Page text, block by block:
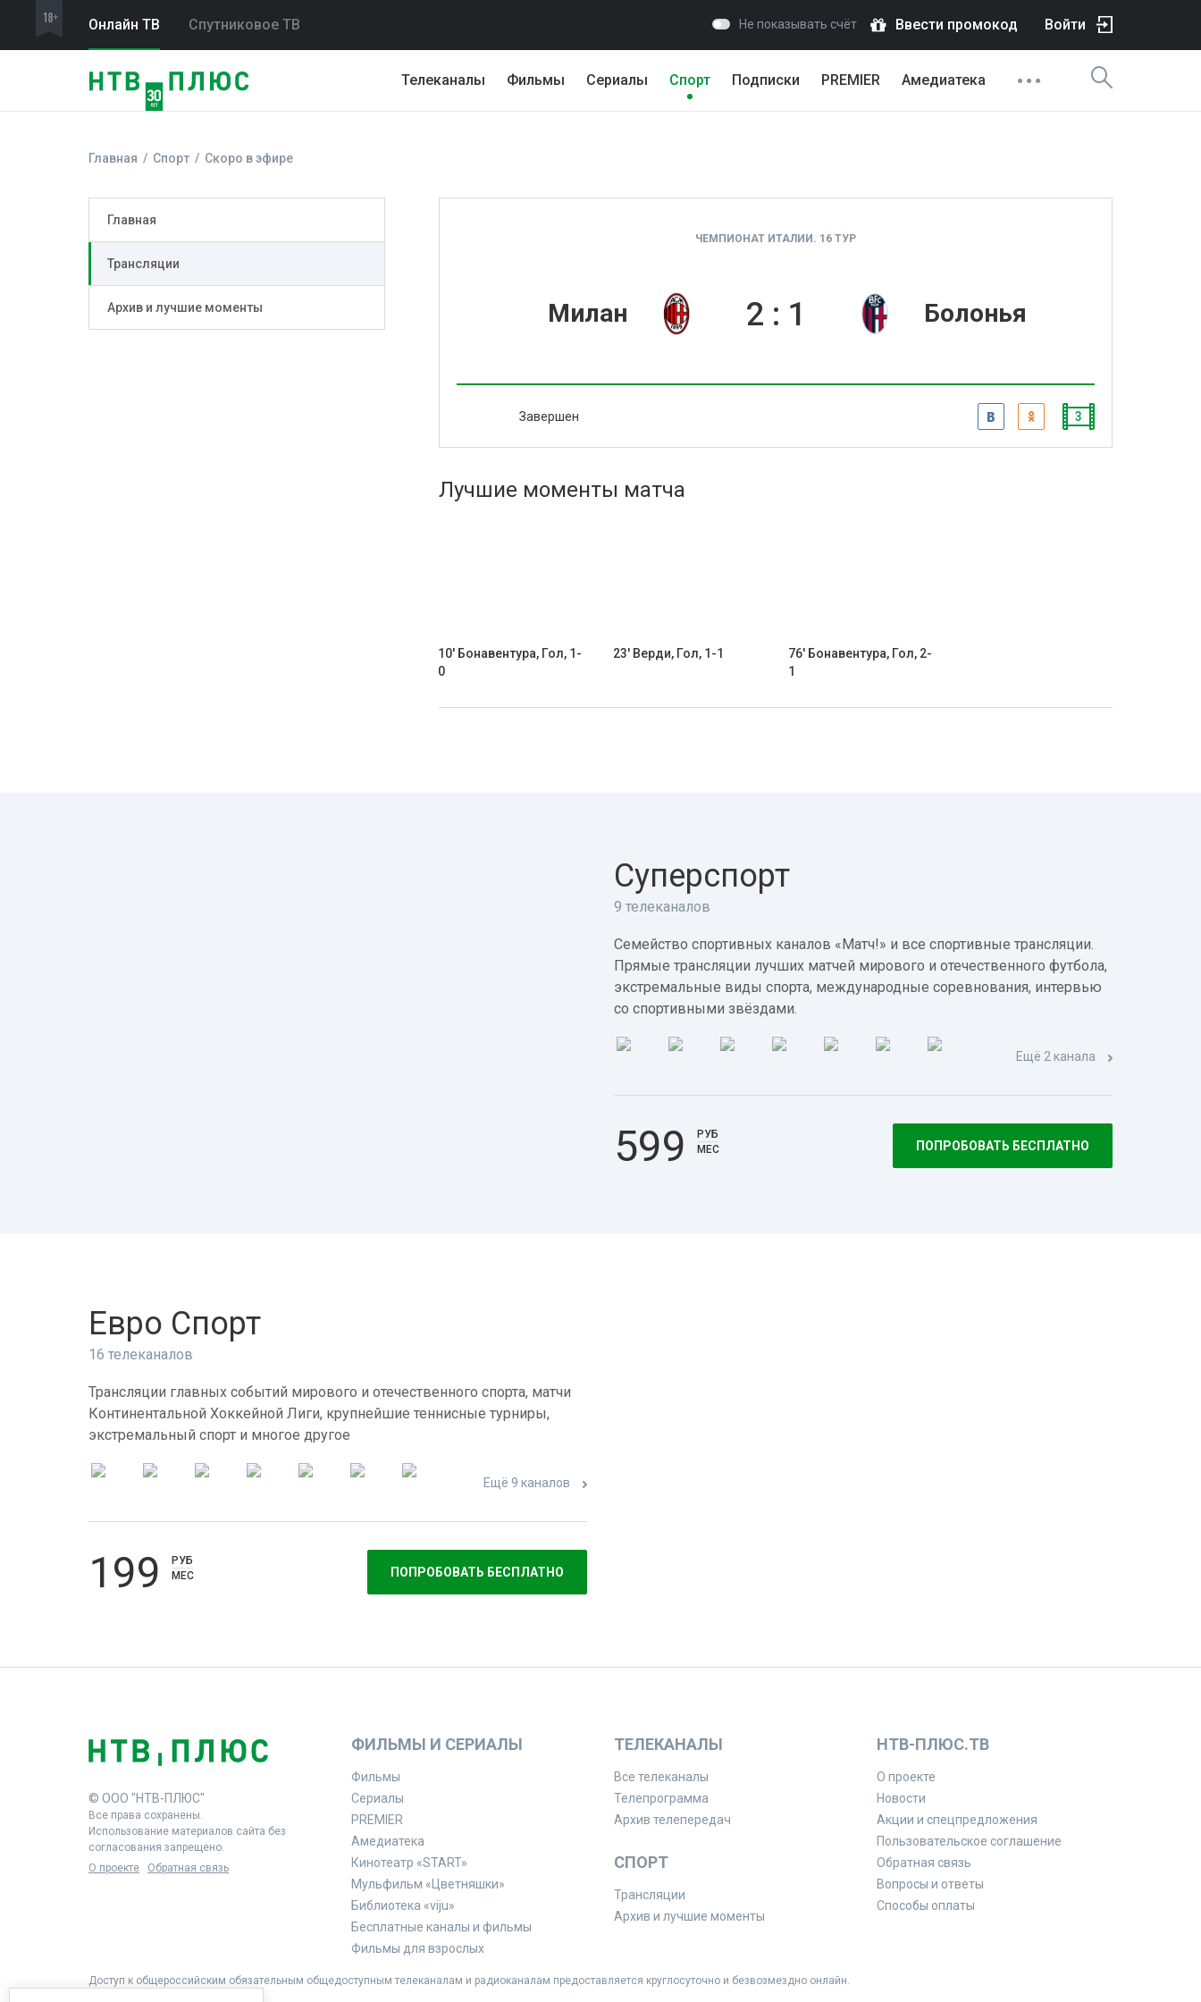
Онлайн ТВ Спутниковое ТВ Не показывать счёт Ввести промокод Войти
Телеканалы Фильмы Сериалы Спорт Подписки PREMIER Амедиатека
Главная Спорт Скоро в эфире
Главная
Трансляции
Архив и лучшие моменты
ЧЕМПИОНАТ ИТАЛИИ. 16 ТУР
Милан Болонья
2 : 1
Завершен 3
Лучшие моменты матча
10' Бонавентура, Гол, 1-
0
23' Верди, Гол, 1-1
76' Бонавентура, Гол, 2-
1
Суперспорт
9 телеканалов
Семейство спортивных каналов «Матч!» и все спортивные трансляции.
Прямые трансляции лучших матчей мирового и отечественного футбола,
экстремальные виды спорта, международные соревнования, интервью
со спортивными звёздами.
Ещё 2 канала
599
РУБ
МЕС
ПОПРОБОВАТЬ БЕСПЛАТНО
Евро Спорт
16 телеканалов
Трансляции главных событий мирового и отечественного спорта, матчи
Континентальной Хоккейной Лиги, крупнейшие теннисные турниры,
экстремальный спорт и многое другое
Ещё 9 каналов
199
РУБ
МЕС
ПОПРОБОВАТЬ БЕСПЛАТНО
© ООО "НТВ-ПЛЮС"
Все права сохранены.
Использование материалов сайта без
согласования запрещено.
О проекте
Обратная связь
ФИЛЬМЫ И СЕРИАЛЫ
Фильмы
Сериалы
PREMIER
Амедиатека
Кинотеатр «START»
Мульфильм «Цветняшки»
Библиотека «viju»
Бесплатные каналы и фильмы
Фильмы для взрослых
ТЕЛЕКАНАЛЫ
Все телеканалы
Телепрограмма
Архив телепередач
СПОРТ
Трансляции
Архив и лучшие моменты
НТВ-ПЛЮС.ТВ
О проекте
Новости
Акции и спецпредложения
Пользовательское соглашение
Обратная связь
Вопросы и ответы
Способы оплаты
Доступ к общероссийским обязательным общедоступным телеканалам и радиоканалам предоставляется круглосуточно и безвозмездно онлайн.